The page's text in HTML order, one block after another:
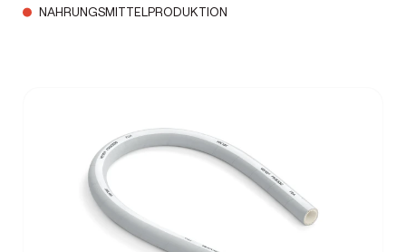
NAHRUNGSMITTELPRODUKTION